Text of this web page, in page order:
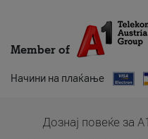
Member of
Начини на плаќање
Дознај повеќе за